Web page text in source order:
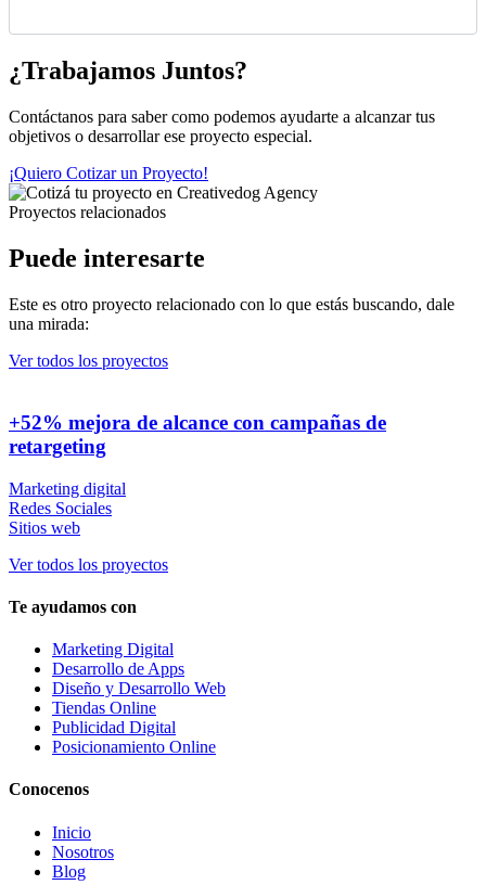
¿Trabajamos Juntos?
Contáctanos para saber como podemos ayudarte a alcanzar tus
objetivos o desarrollar ese proyecto especial.
¡Quiero Cotizar un Proyecto!
Proyectos relacionados
Puede interesarte
Este es otro proyecto relacionado con lo que estás buscando, dale
una mirada:
Ver todos los proyectos
+52% mejora de alcance con campañas de
retargeting
Marketing digital
Redes Sociales
Sitios web
Ver todos los proyectos
Te ayudamos con
Marketing Digital
Desarrollo de Apps
Diseño y Desarrollo Web
Tiendas Online
Publicidad Digital
Posicionamiento Online
Conocenos
Inicio
Nosotros
Blog